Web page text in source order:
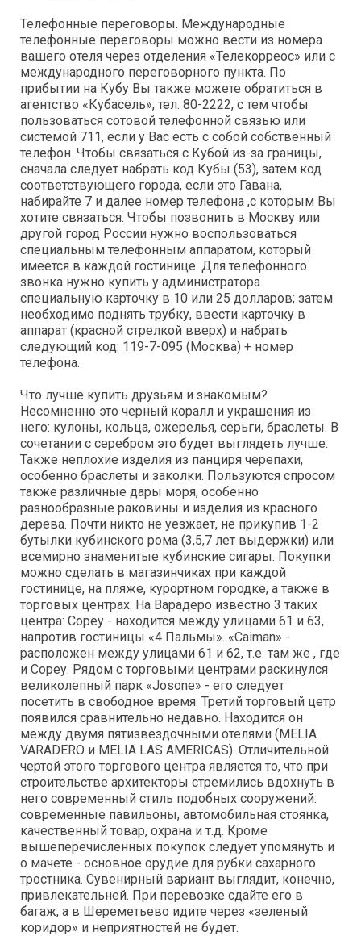
Телефонные переговоры. Международные
телефонные переговоры можно вести из номера
вашего отеля через отделения «Телекорреос» или с
международного переговорного пункта. По
прибытии на Кубу Вы также можете обратиться в
агентство «Кубасель», тел. 80-2222, с тем чтобы
пользоваться сотовой телефонной связью или
системой 711, если у Вас есть с собой собственный
телефон. Чтобы связаться с Кубой из-за границы,
сначала следует набрать код Кубы (53), затем код
соответствующего города, если это Гавана,
набирайте 7 и далее номер телефона ,с которым Вы
хотите связаться. Чтобы позвонить в Москву или
другой город России нужно воспользоваться
специальным телефонным аппаратом, который
имеется в каждой гостинице. Для телефонного
звонка нужно купить у администратора
специальную карточку в 10 или 25 долларов; затем
необходимо поднять трубку, ввести карточку в
аппарат (красной стрелкой вверх) и набрать
следующий код: 119-7-095 (Москва) + номер
телефона.
Что лучше купить друзьям и знакомым?
Несомненно это черный коралл и украшения из
него: кулоны, кольца, ожерелья, серьги, браслеты. В
сочетании с серебром это будет выглядеть лучше.
Также неплохие изделия из панциря черепахи,
особенно браслеты и заколки. Пользуются спросом
также различные дары моря, особенно
разнообразные раковины и изделия из красного
дерева. Почти никто не уезжает, не прикупив 1-2
бутылки кубинского рома (3,5,7 лет выдержки) или
всемирно знаменитые кубинские сигары. Покупки
можно сделать в магазинчиках при каждой
гостинице, на пляже, курортном городке, а также в
торговых центрах. На Варадеро известно 3 таких
центра: Сореу - находится между улицами 61 и 63,
напротив гостиницы «4 Пальмы». «Caiman» -
расположен между улицами 61 и 62, т.е. там же , где
и Сореу. Рядом с торговыми центрами раскинулся
великолепный парк «Josone» - его следует
посетить в свободное время. Третий торговый цетр
появился сравнительно недавно. Находится он
между двумя пятизвездочными отелями (MELIA
VARADERO и MELIA LAS AMERICAS). Отличительной
чертой этого торгового центра является то, что при
строительстве архитекторы стремились вдохнуть в
него современный стиль подобных сооружений:
современные павильоны, автомобильная стоянка,
качественный товар, охрана и т.д. Кроме
вышеперечисленных покупок следует упомянуть и
о мачете - основное орудие для рубки сахарного
тростника. Сувенирный вариант выглядит, конечно,
привлекательней. При перевозке сдайте его в
багаж, а в Шереметьево идите через «зеленый
коридор» и неприятностей не будет.